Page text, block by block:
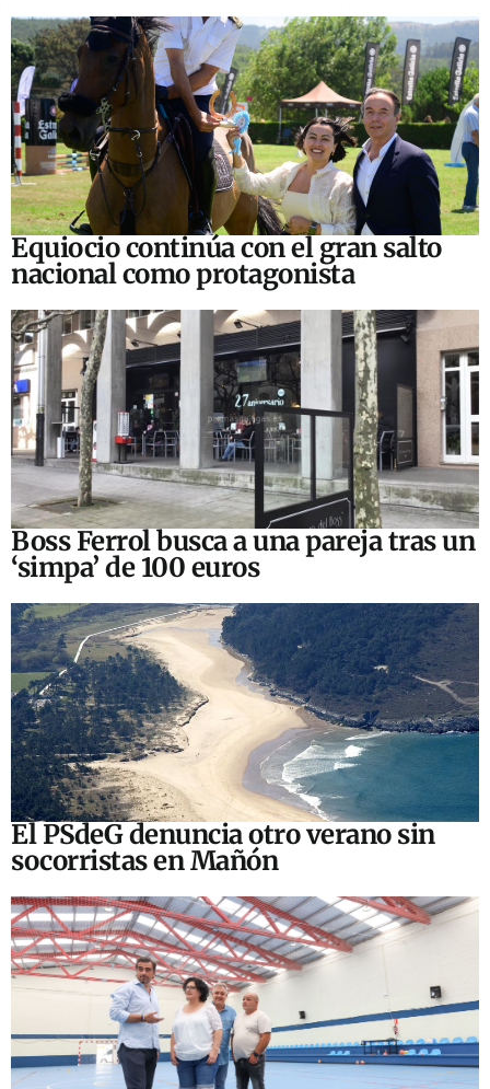
Equiocio continúa con el gran salto
nacional como protagonista
Boss Ferrol busca a una pareja tras un
‘simpa’ de 100 euros
El PSdeG denuncia otro verano sin
socorristas en Mañón